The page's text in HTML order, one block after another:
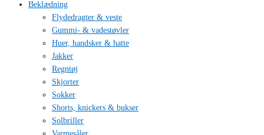
Beklædning
Flydedragter & veste
Gummi- & vadestøvler
Huer, handsker & hatte
Jakker
Regntøj
Skjorter
Sokker
Shorts, knickers & bukser
Solbriller